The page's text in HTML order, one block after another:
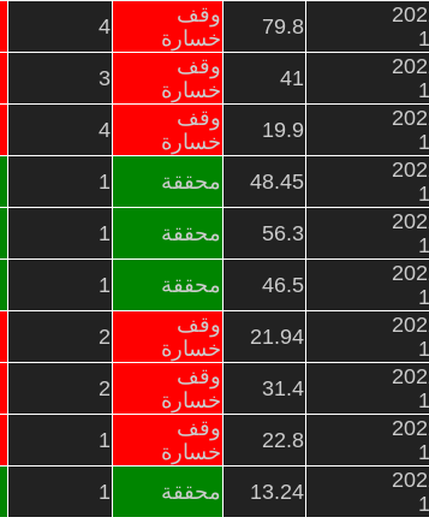
79.8
وقف
خسارة
4
41
وقف
خسارة
3
19.9
وقف
خسارة
4
48.45 محققة 1
56.3 محققة 1
46.5 محققة 1
21.94
وقف
خسارة
2
31.4
وقف
خسارة
2
22.8
وقف
خسارة
1
13.24 محققة 1